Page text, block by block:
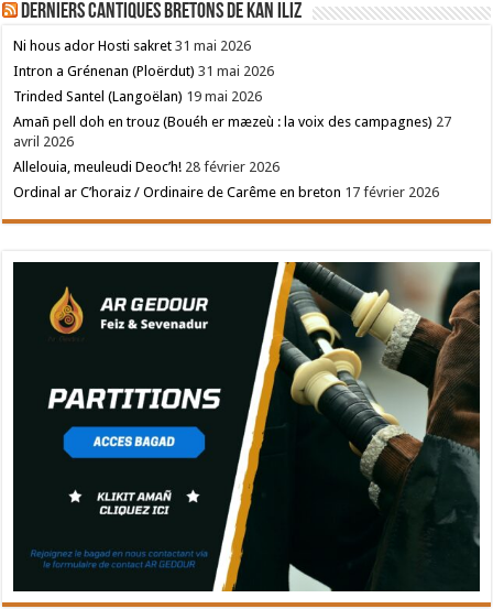
Derniers cantiques bretons de Kan Iliz
Ni hous ador Hosti sakret 31 mai 2026
Intron a Grénenan (Ploërdut) 31 mai 2026
Trinded Santel (Langoëlan) 19 mai 2026
Amañ pell doh en trouz (Bouéh er mæzeù : la voix des campagnes) 27
avril 2026
Allelouia, meuleudi Deoc’h! 28 février 2026
Ordinal ar C’horaiz / Ordinaire de Carême en breton 17 février 2026